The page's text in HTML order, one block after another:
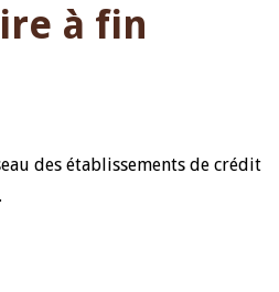
à fin
des établissements de crédit